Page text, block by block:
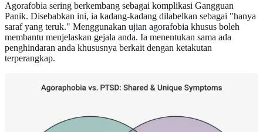
Agorafobia sering berkembang sebagai komplikasi Gangguan
Panik. Disebabkan ini, ia kadang-kadang dilabelkan sebagai "hanya
saraf yang teruk." Menggunakan ujian agorafobia khusus boleh
membantu menjelaskan gejala anda. Ia menentukan sama ada
penghindaran anda khususnya berkait dengan ketakutan
terperangkap.